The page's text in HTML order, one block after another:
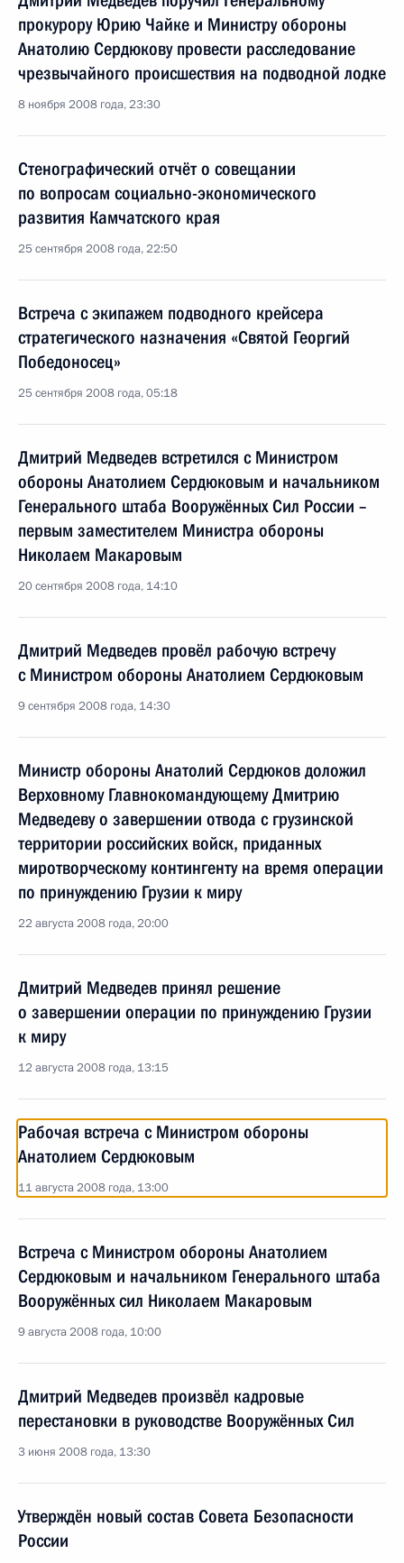
прокурору Юрию Чайке и Министру обороны
Анатолию Сердюкову провести расследование
чрезвычайного происшествия на подводной лодке
8 ноября 2008 года, 23:30
Стенографический отчёт о совещании
по вопросам социально-экономического
развития Камчатского края
25 сентября 2008 года, 22:50
Встреча с экипажем подводного крейсера
стратегического назначения «Святой Георгий
Победоносец»
25 сентября 2008 года, 05:18
Дмитрий Медведев встретился с Министром
обороны Анатолием Сердюковым и начальником
Генерального штаба Вооружённых Сил России –
первым заместителем Министра обороны
Николаем Макаровым
20 сентября 2008 года, 14:10
Дмитрий Медведев провёл рабочую встречу
с Министром обороны Анатолием Сердюковым
9 сентября 2008 года, 14:30
Министр обороны Анатолий Сердюков доложил
Верховному Главнокомандующему Дмитрию
Медведеву о завершении отвода с грузинской
территории российских войск, приданных
миротворческому контингенту на время операции
по принуждению Грузии к миру
22 августа 2008 года, 20:00
Дмитрий Медведев принял решение
о завершении операции по принуждению Грузии
к миру
12 августа 2008 года, 13:15
Рабочая встреча с Министром обороны
Анатолием Сердюковым
11 августа 2008 года, 13:00
Встреча с Министром обороны Анатолием
Сердюковым и начальником Генерального штаба
Вооружённых сил Николаем Макаровым
9 августа 2008 года, 10:00
Дмитрий Медведев произвёл кадровые
перестановки в руководстве Вооружённых Сил
3 июня 2008 года, 13:30
Утверждён новый состав Совета Безопасности
России